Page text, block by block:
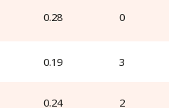
0.28 0
0.19 3
0.24 2